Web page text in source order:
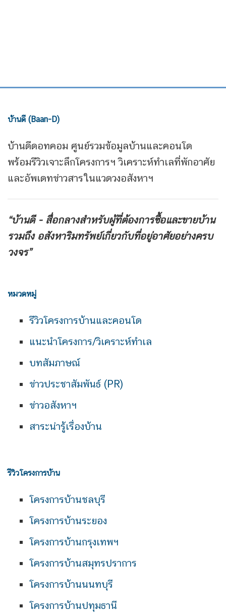
บ้านดี (Baan-D)
บ้านดีดอทคอม ศูนย์รวมข้อมูลบ้านและคอนโด
พร้อมรีวิวเจาะลึกโครงการฯ วิเคราะห์ทำเลที่พักอาศัย
และอัพเดทข่าวสารในแวดวงอสังหาฯ
“บ้านดี - สื่อกลางสำหรับผู้ที่ต้องการซื้อและขายบ้าน
รวมถึง อสังหาริมทรัพย์เกี่ยวกับที่อยู่อาศัยอย่างครบ
วงจร”
หมวดหมู่
รีวิวโครงการบ้านและคอนโด
แนะนำโครงการ/วิเคราะห์ทำเล
บทสัมภาษณ์
ข่าวประชาสัมพันธ์ (PR)
ข่าวอสังหาฯ
สาระน่ารู้เรื่องบ้าน
รีวิวโครงการบ้าน
โครงการบ้านชลบุรี
โครงการบ้านระยอง
โครงการบ้านกรุงเทพฯ
โครงการบ้านสมุทรปราการ
โครงการบ้านนนทบุรี
โครงการบ้านปทุมธานี